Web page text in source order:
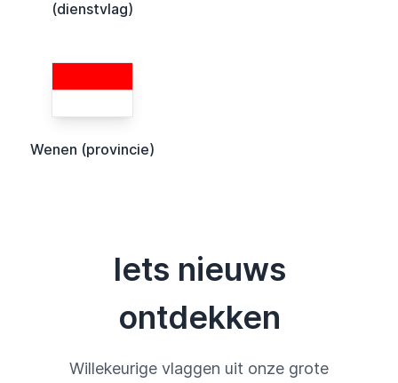
(dienstvlag)
Wenen (provincie)
Iets nieuws
ontdekken
Willekeurige vlaggen uit onze grote